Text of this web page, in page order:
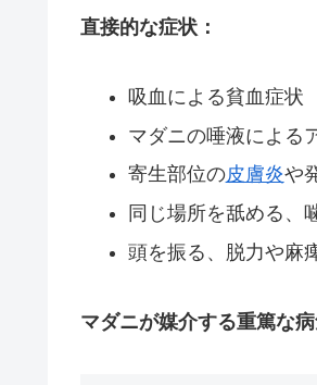
直接的な症状：
吸血による貧血症状
マダニの唾液による
寄生部位の皮膚炎や
同じ場所を舐める、
頭を振る、脱力や麻
マダニが媒介する重篤な病